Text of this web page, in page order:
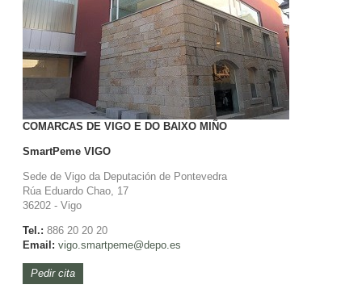
COMARCAS DE VIGO E DO BAIXO MIÑO
SmartPemeVIGO
Sede de Vigo da Deputación de Pontevedra
Rúa Eduardo Chao, 17
36202 - Vigo
Tel.: 886 20 20 20
Email: vigo.smartpeme@depo.es
Pedir cita